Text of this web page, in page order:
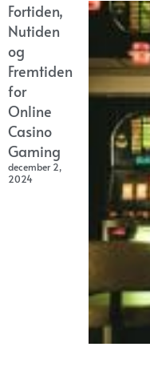
Fortiden,
Nutiden
og
Fremtiden
for
Online
Casino
Gaming
december 2,
2024